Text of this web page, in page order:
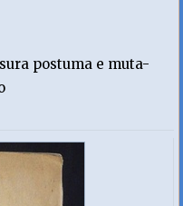
postuma e muta-